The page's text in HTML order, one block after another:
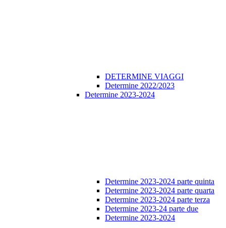
DETERMINE VIAGGI
Determine 2022/2023
Determine 2023-2024
Determine 2023-2024 parte quinta
Determine 2023-2024 parte quarta
Determine 2023-2024 parte terza
Determine 2023-24 parte due
Determine 2023-2024